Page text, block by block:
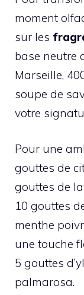
moment
sur les
base neutre
Marseille,
soupe de
votre
Pour une
gouttes de
gouttes de
10 gouttes
menthe
une touche
5 gouttes
palmarosa.